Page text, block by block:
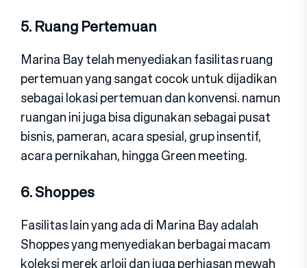
5. Ruang Pertemuan
Marina Bay telah menyediakan fasilitas ruang
pertemuan yang sangat cocok untuk dijadikan
sebagai lokasi pertemuan dan konvensi. namun
ruangan ini juga bisa digunakan sebagai pusat
bisnis, pameran, acara spesial, grup insentif,
acara pernikahan, hingga Green meeting.
6. Shoppes
Fasilitas lain yang ada di Marina Bay adalah
Shoppes yang menyediakan berbagai macam
koleksi merek arloji dan juga perhiasan mewah